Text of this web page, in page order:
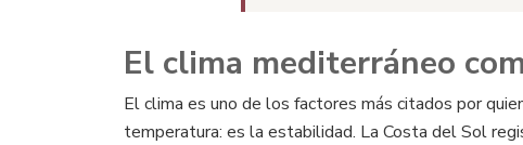
El clima mediterráneo
El clima es uno de los factores más citados por
temperatura: es la estabilidad. La Costa del Sol